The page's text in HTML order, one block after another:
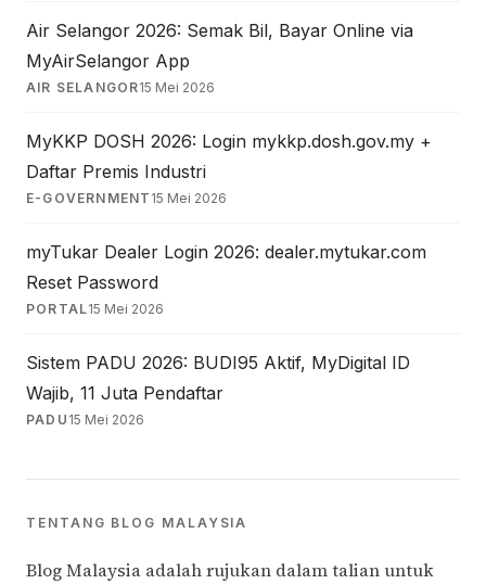
Air Selangor 2026: Semak Bil, Bayar Online via
MyAirSelangor App
AIR SELANGOR15 Mei 2026
MyKKP DOSH 2026: Login mykkp.dosh.gov.my +
Daftar Premis Industri
E-GOVERNMENT 15 Mei 2026
myTukar Dealer Login 2026: dealer.mytukar.com
Reset Password
PORTAL15 Mei 2026
Sistem PADU 2026: BUDI95 Aktif, MyDigital ID
Wajib, 11 Juta Pendaftar
PADU 15 Mei 2026
TENTANG BLOG MALAYSIA
Blog Malaysia adalah rujukan dalam talian untuk